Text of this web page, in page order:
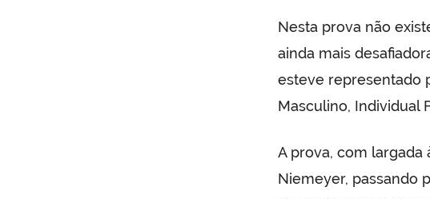
Nesta prova não
ainda mais
esteve representado
Masculino, Individual
A prova, com largada
Niemeyer, passando